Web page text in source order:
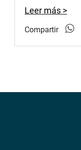
Leer más >
Compartir